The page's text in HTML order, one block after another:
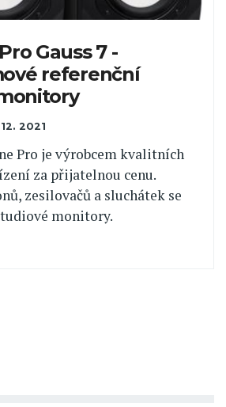
Gauss 7 -
referenční
2021
Pro je výrobcem kvalitních
za přijatelnou cenu.
zesilovačů a sluchátek se
monitory.